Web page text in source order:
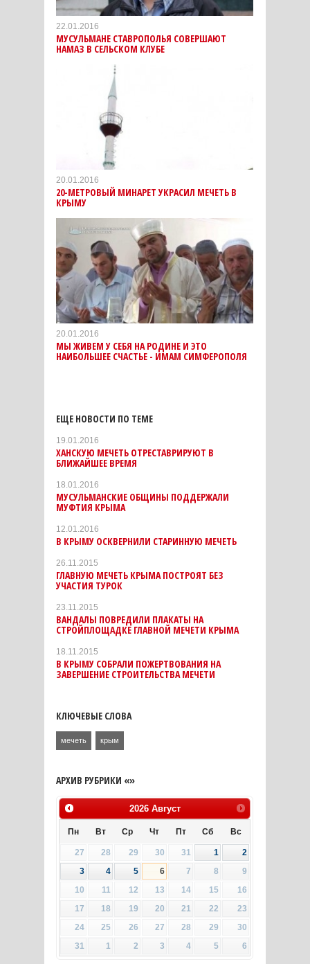
22.01.2016
МУСУЛЬМАНЕ СТАВРОПОЛЬЯ СОВЕРШАЮТ
НАМАЗ В СЕЛЬСКОМ КЛУБЕ
20.01.2016
20-МЕТРОВЫЙ МИНАРЕТ УКРАСИЛ МЕЧЕТЬ В
КРЫМУ
20.01.2016
МЫ ЖИВЕМ У СЕБЯ НА РОДИНЕ И ЭТО
НАИБОЛЬШЕЕ СЧАСТЬЕ - ИМАМ СИМФЕРОПОЛЯ
ЕЩЕ НОВОСТИ ПО ТЕМЕ
19.01.2016
ХАНСКУЮ МЕЧЕТЬ ОТРЕСТАВРИРУЮТ В
БЛИЖАЙШЕЕ ВРЕМЯ
18.01.2016
МУСУЛЬМАНСКИЕ ОБЩИНЫ ПОДДЕРЖАЛИ
МУФТИЯ КРЫМА
12.01.2016
В КРЫМУ ОСКВЕРНИЛИ СТАРИННУЮ МЕЧЕТЬ
26.11.2015
ГЛАВНУЮ МЕЧЕТЬ КРЫМА ПОСТРОЯТ БЕЗ
УЧАСТИЯ ТУРОК
23.11.2015
ВАНДАЛЫ ПОВРЕДИЛИ ПЛАКАТЫ НА
СТРОЙПЛОЩАДКЕ ГЛАВНОЙ МЕЧЕТИ КРЫМА
18.11.2015
В КРЫМУ СОБРАЛИ ПОЖЕРТВОВАНИЯ НА
ЗАВЕРШЕНИЕ СТРОИТЕЛЬСТВА МЕЧЕТИ
КЛЮЧЕВЫЕ СЛОВА
мечеть крым
АРХИВ РУБРИКИ «»
2026 Август
Пн Вт Ср Чт Пт Сб Вс
27 28 29 30 31 1
2
3
4 5 6 7 8
9
10
11 12 13 14 15
16
17
18 19 20 21 22
23
24
25 26 27 28 29
30
31
1 2 3 4 5 6